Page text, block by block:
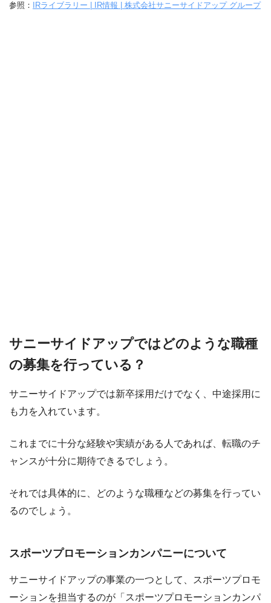
参照： IRライブラリー | IR情報 | 株式会社サニーサイドアップ グループ
サニーサイドアップではどのような職種
の募集を行っている？
サニーサイドアップでは新卒採用だけでなく、中途採用に
も力を入れています。
これまでに十分な経験や実績がある人であれば、転職のチ
ャンスが十分に期待できるでしょう。
それでは具体的に、どのような職種などの募集を行ってい
るのでしょう。
スポーツプロモーションカンパニーについて
サニーサイドアップの事業の一つとして、スポーツプロモ
ーションを担当するのが「スポーツプロモーションカンパ